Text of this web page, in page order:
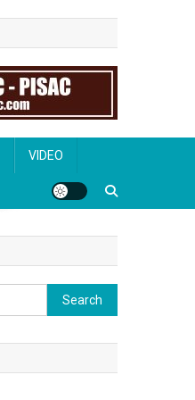
VIDEO
Search
for: